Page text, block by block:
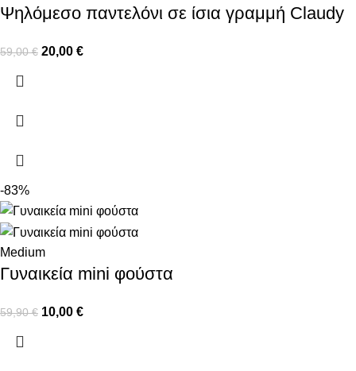
Ψηλόμεσο παντελόνι σε ίσια γραμμή Claudy
59,00€ 20,00 €
-83%
Medium
Γυναικεία mini φούστα
59,90€ 10,00 €